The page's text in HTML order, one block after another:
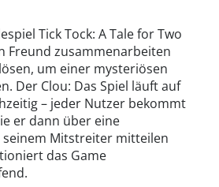
Tick Tock: A Tale for Two
Freund zusammenarbeiten
um einer mysteriösen
Der Clou: Das Spiel läuft auf
– jeder Nutzer bekommt
er dann über eine
Mitstreiter mitteilen
das Game